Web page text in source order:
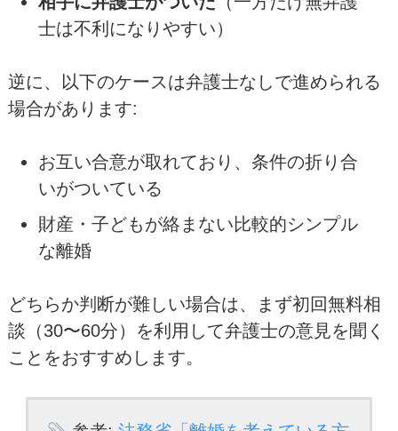
士は不利になりやすい）
逆に、以下のケースは弁護士なしで進められる
場合があります:
お互い合意が取れており、条件の折り合
いがついている
財産・子どもが絡まない比較的シンプル
な離婚
どちらか判断が難しい場合は、まず初回無料相
談（30〜60分）を利用して弁護士の意見を聞く
ことをおすすめします。